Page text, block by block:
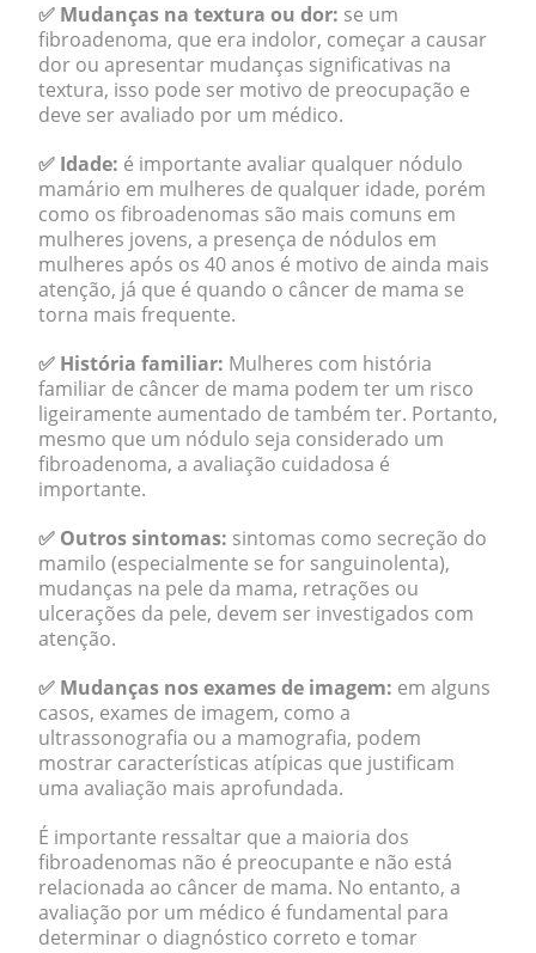
✅ Mudanças na textura ou dor: se um
fibroadenoma, que era indolor, começar a causar
dor ou apresentar mudanças significativas na
textura, isso pode ser motivo de preocupação e
deve ser avaliado por um médico.
✅ Idade: é importante avaliar qualquer nódulo
mamário em mulheres de qualquer idade, porém
como os fibroadenomas são mais comuns em
mulheres jovens, a presença de nódulos em
mulheres após os 40 anos é motivo de ainda mais
atenção, já que é quando o câncer de mama se
torna mais frequente.
✅ História familiar: Mulheres com história
familiar de câncer de mama podem ter um risco
ligeiramente aumentado de também ter. Portanto,
mesmo que um nódulo seja considerado um
fibroadenoma, a avaliação cuidadosa é
importante.
✅ Outros sintomas: sintomas como secreção do
mamilo (especialmente se for sanguinolenta),
mudanças na pele da mama, retrações ou
ulcerações da pele, devem ser investigados com
atenção.
✅ Mudanças nos exames de imagem: em alguns
casos, exames de imagem, como a
ultrassonografia ou a mamografia, podem
mostrar características atípicas que justificam
uma avaliação mais aprofundada.
É importante ressaltar que a maioria dos
fibroadenomas não é preocupante e não está
relacionada ao câncer de mama. No entanto, a
avaliação por um médico é fundamental para
determinar o diagnóstico correto e tomar